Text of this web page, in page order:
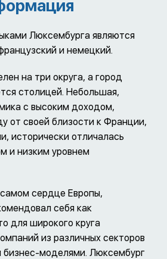
Люксембурга являются
и немецкий.
на три округа, а город
столицей. Небольшая,
с высоким доходом,
от своей близости к Франции,
исторически отличалась
и низким уровнем
сердце Европы,
себя как
для широкого круга
из различных секторов
бизнес-моделями. Люксембург